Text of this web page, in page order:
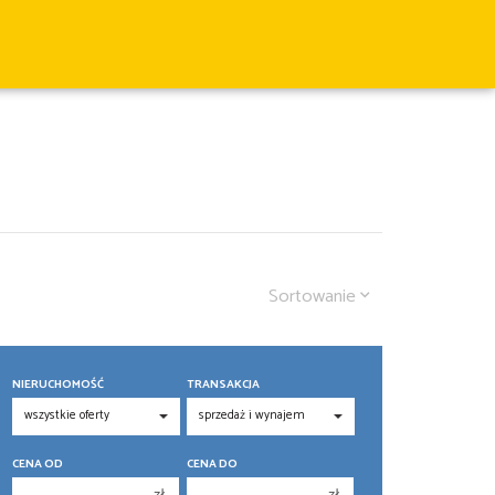
Sortowanie
NIERUCHOMOŚĆ TRANSAKCJA
CENA OD CENA DO